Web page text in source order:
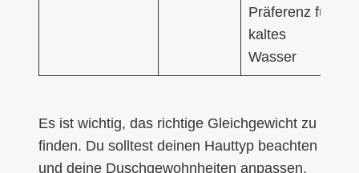
Präferenz für
kaltes
Wasser
Es ist wichtig, das richtige Gleichgewicht zu
finden. Du solltest deinen Hauttyp beachten
und deine Duschgewohnheiten anpassen.